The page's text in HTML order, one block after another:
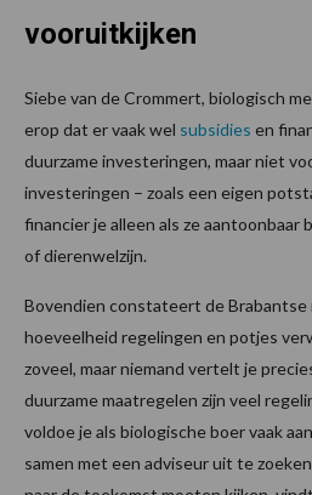
vooruitkijken
Siebe van de Crommert, biologisch
erop dat er vaak wel subsidies en
duurzame investeringen, maar niet
investeringen – zoals een eigen
financier je alleen als ze aantoonbaar
of dierenwelzijn.
Bovendien constateert de Brabantse
hoeveelheid regelingen en potjes
zoveel, maar niemand vertelt je
duurzame maatregelen zijn veel
voldoe je als biologische boer vaak
samen met een adviseur uit te